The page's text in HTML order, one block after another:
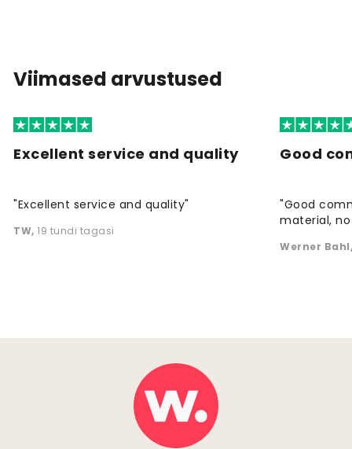
Viimased arvustused
Excellent service and quality
"Excellent service and quality"
TW, 19 tundi tagasi
Good
"Good
material,
Werner Bahl